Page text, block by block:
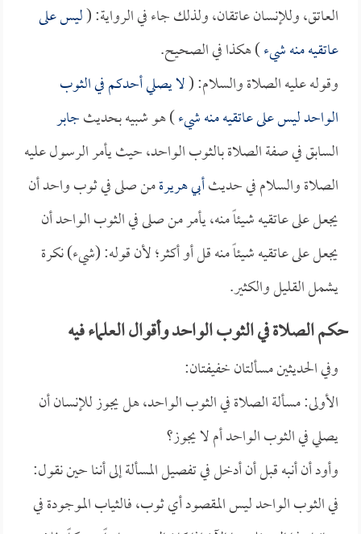
العاتق، وللإنسان عاتقان، ولذلك جاء في الرواية: (ليس على
عاتقيه منه شيء) هكذا في الصحيح.
وقوله عليه الصلاة والسلام: (لا يصلي أحدكم في الثوب
الواحد ليس على عاتقيه منه شيء) هو شبيه بحديثجابر
السابق في صفة الصلاة بالثوب الواحد، حيث يأمر الرسول عليه
الصلاة والسلام في حديثأبي هريرةمن صلى في ثوب واحد أن
يجعل على عاتقيه شيئاً منه، يأمر من صلى في الثوب الواحد أن
يجعل على عاتقيه شيئاً منه قل أو أكثر؛ لأن قوله: (شيء) نكرة
يشمل القليل والكثير.
حكم الصلاة في الثوب الواحد وأقوال العلماء فيه
وفي الحديثين مسألتان خفيفتان:
الأولى: مسألة الصلاة في الثوب الواحد، هل يجوز للإنسان أن
يصلي في الثوب الواحد أم لا يجوز؟
وأود أن أنبه قبل أن أدخل في تفصيل المسألة إلى أننا حين نقول:
في الثوب الواحد ليس المقصود أي ثوب، فالثياب الموجودة في